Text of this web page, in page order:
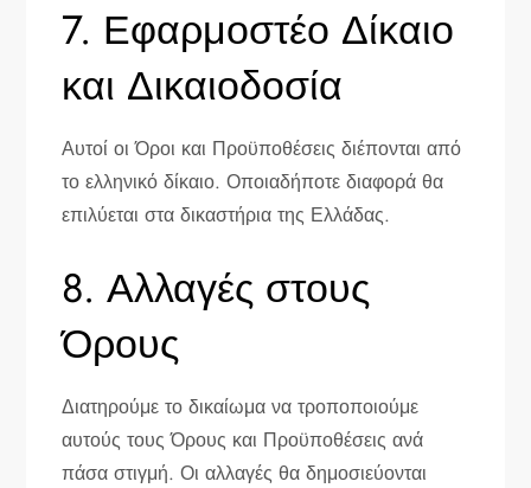
7. Εφαρμοστέο Δίκαιο
και Δικαιοδοσία
Αυτοί οι Όροι και Προϋποθέσεις διέπονται από
το ελληνικό δίκαιο. Οποιαδήποτε διαφορά θα
επιλύεται στα δικαστήρια της Ελλάδας.
8. Αλλαγές στους
Όρους
Διατηρούμε το δικαίωμα να τροποποιούμε
αυτούς τους Όρους και Προϋποθέσεις ανά
πάσα στιγμή. Οι αλλαγές θα δημοσιεύονται